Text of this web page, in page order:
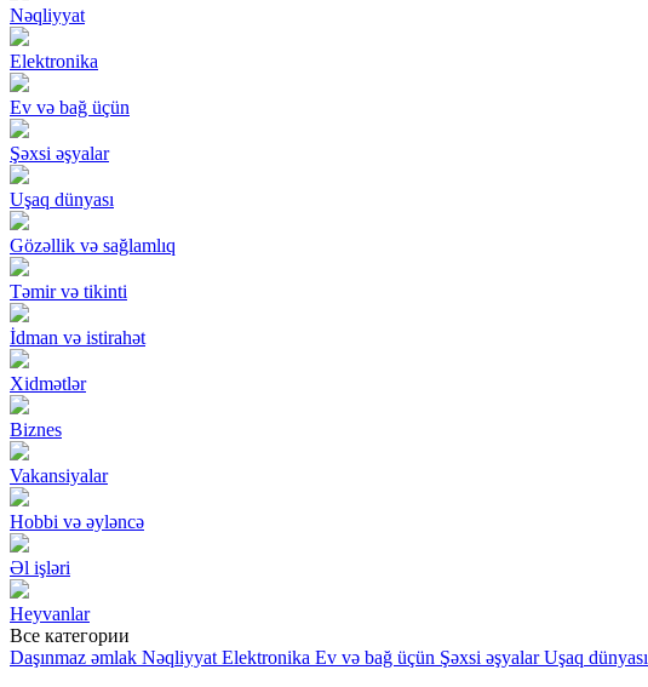
Nəqliyyat
Elektronika
Ev və bağ üçün
Şəxsi əşyalar
Uşaq dünyası
Gözəllik və sağlamlıq
Təmir və tikinti
İdman və istirahət
Xidmətlər
Biznes
Vakansiyalar
Hobbi və əyləncə
Əl işləri
Heyvanlar
Все категории
Daşınmaz əmlak Nəqliyyat Elektronika Ev və bağ üçün Şəxsi əşyalar Uşaq dünyası